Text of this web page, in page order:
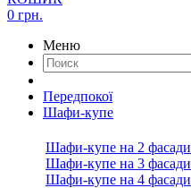
0 грн.
Меню
Передпокої
Шафи-купе
Шафи-купе на 2 фасади
Шафи-купе на 3 фасади
Шафи-купе на 4 фасади